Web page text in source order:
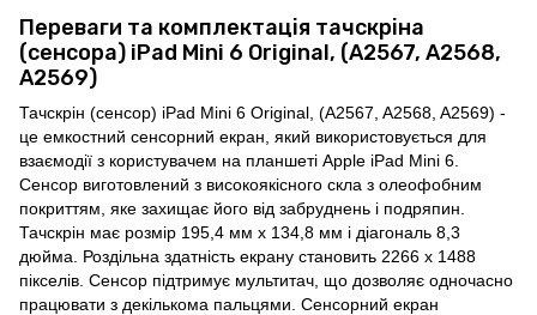
Переваги та комплектація тачскріна
(сенсора) iPad Mini 6 Original, (A2567, A2568,
A2569)
Тачскрін (сенсор) iPad Mini 6 Original, (A2567, A2568, A2569) -
це емкостний сенсорний екран, який використовується для
взаємодії з користувачем на планшеті Apple iPad Mini 6.
Сенсор виготовлений з високоякісного скла з олеофобним
покриттям, яке захищає його від забруднень і подряпин.
Тачскрін має розмір 195,4 мм x 134,8 мм і діагональ 8,3
дюйма. Роздільна здатність екрану становить 2266 x 1488
пікселів. Сенсор підтримує мультитач, що дозволяє одночасно
працювати з декількома пальцями. Сенсорний екран